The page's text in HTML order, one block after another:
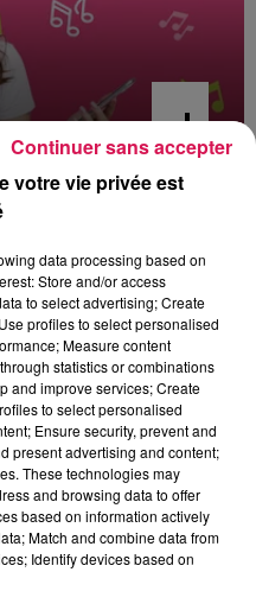
Quand
4h45
4h45
MARTIN GARRIX
Repeat It
votre vie privée est
data processing based on
Store and/or access
to select advertising; Create
profiles to select personalised
Measure content
statistics or combinations
and improve services; Create
to select personalised
Ensure security, prevent and
present advertising and content;
These technologies may
and browsing data to offer
based on information actively
Match and combine data from
Identify devices based on
Continuer sans accepter